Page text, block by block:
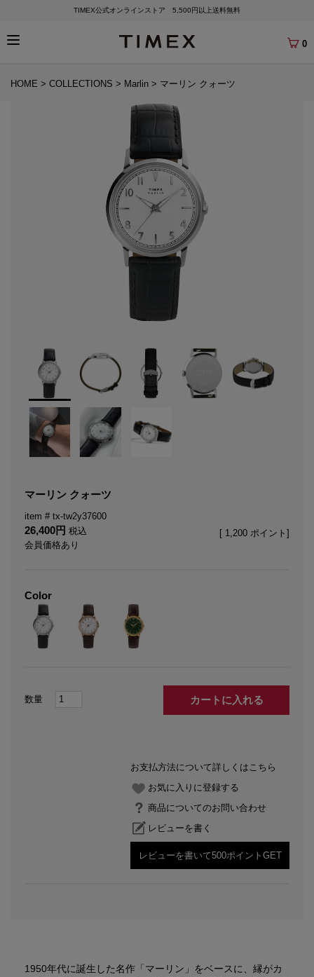
TIMEX公式オンラインストア 5,500円以上送料無料
0
HOME COLLECTIONS Marlin マーリン クォーツ
マーリン クォーツ
tx-tw2y37600
26,400
税込
会員価格あり
[ 1,200 ポイント]
Color
カートに入れる
お支払方法について詳しくはこちら
お気に入りに登録する
商品についてのお問い合わせ
レビューを書く
レビューを書いて500ポイントGET
1950年代に誕生した名作「マーリン」をベースに、縁がカ